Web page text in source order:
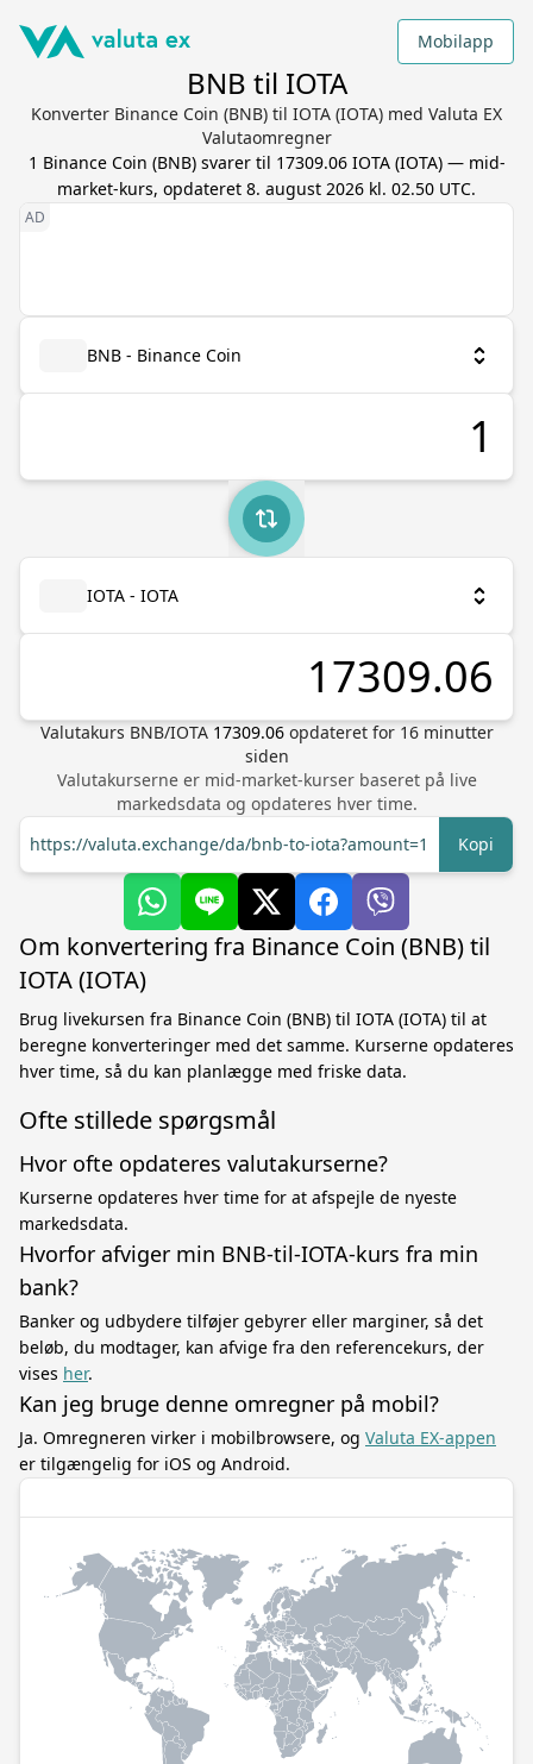
Mobilapp
BNB til IOTA
Konverter Binance Coin (BNB) til IOTA (IOTA) med Valuta EX
Valutaomregner
1 Binance Coin (BNB) svarer til 17309.06 IOTA(IOTA) — mid-
market-kurs, opdateret 8. august 2026 kl. 02.50 UTC.
BNB - Binance Coin
IOTA - IOTA
Valutakurs BNB/IOTA 17309.06 opdateret for 16minutter
siden
Valutakurserne er mid-market-kurser baseret på live
markedsdata og opdateres hver time.
https://valuta.exchange/da/bnb-to-iota?amount=1
Kopi
Om konvertering fra Binance Coin (BNB) til
IOTA (IOTA)
Brug livekursen fra Binance Coin (BNB) til IOTA (IOTA) til at
beregne konverteringer med det samme. Kurserne opdateres
hver time, så du kan planlægge med friske data.
Ofte stillede spørgsmål
Hvor ofte opdateres valutakurserne?
Kurserne opdateres hver time for at afspejle de nyeste
markedsdata.
Hvorfor afviger min BNB-til-IOTA-kurs fra min
bank?
Banker og udbydere tilføjer gebyrer eller marginer, så det
beløb, du modtager, kan afvige fra den referencekurs, der
vises her.
Kan jeg bruge denne omregner på mobil?
Ja. Omregneren virker i mobilbrowsere, og Valuta EX-appen
er tilgængelig for iOS og Android.